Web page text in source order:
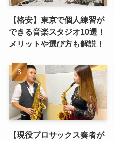
【格安】東京で個人練習が
できる音楽スタジオ10選！
メリットや選び方も解説！
【現役プロサックス奏者が